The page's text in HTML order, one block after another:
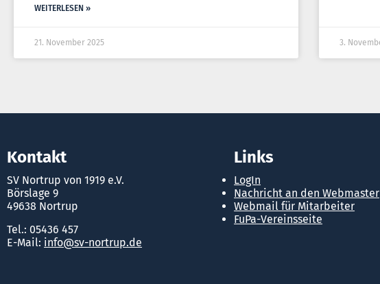
WEITERLESEN »
21. November 2025 3.
Kontakt
SV Nortrup von 1919 e.V.
Börslage 9
49638 Nortrup
Tel.: 05436 457
E-Mail: info@sv-nortrup.de
Links
LogIn
Nachricht an den Webmaster
Webmail für Mitarbeiter
FuPa-Vereinsseite